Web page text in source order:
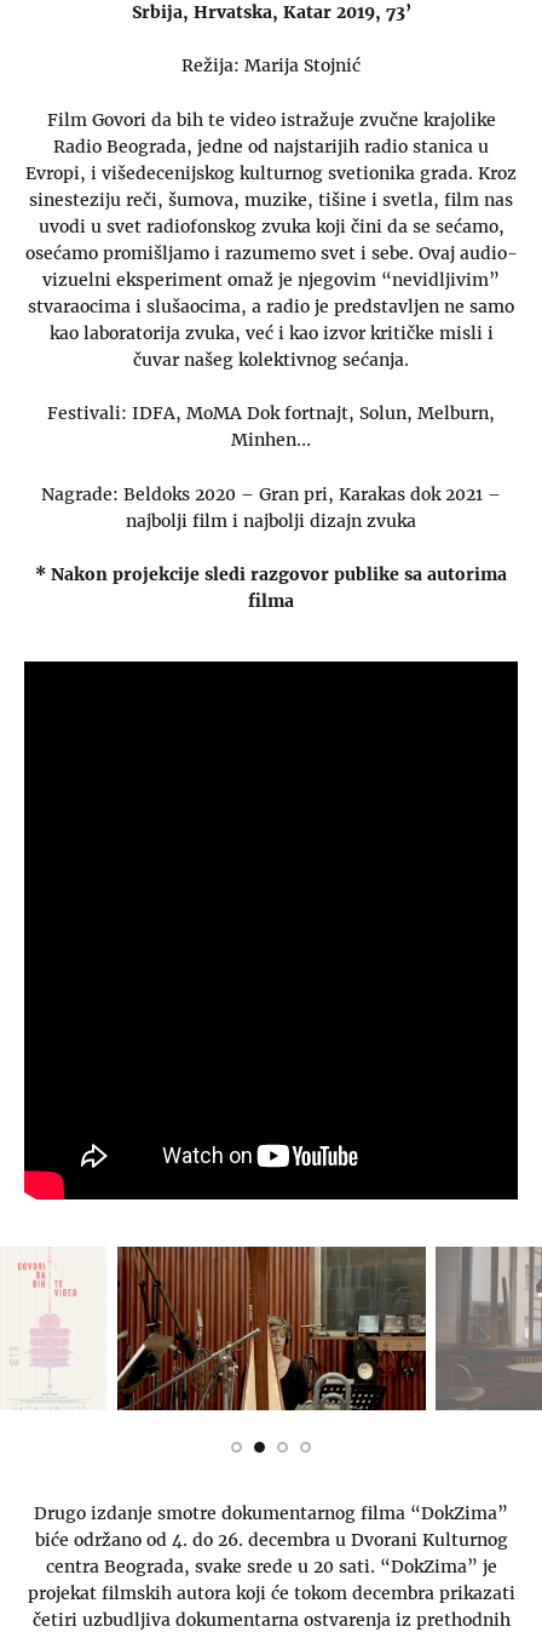
Srbija, Hrvatska, Katar 2019, 73’
Režija: Marija Stojnić
Film Govori da bih te video istražuje zvučne krajolike
Radio Beograda, jedne od najstarijih radio stanica u
Evropi, i višedecenijskog kulturnog svetionika grada. Kroz
sinesteziju reči, šumova, muzike, tišine i svetla, film nas
uvodi u svet radiofonskog zvuka koji čini da se sećamo,
osećamo promišljamo i razumemo svet i sebe. Ovaj audio-
vizuelni eksperiment omaž je njegovim “nevidljivim”
stvaraocima i slušaocima, a radio je predstavljen ne samo
kao laboratorija zvuka, već i kao izvor kritičke misli i
čuvar našeg kolektivnog sećanja.
Festivali: IDFA, MoMA Dok fortnajt, Solun, Melburn,
Minhen…
Nagrade: Beldoks 2020 – Gran pri, Karakas dok 2021 –
najbolji film i najbolji dizajn zvuka
* Nakon projekcije sledi razgovor publike sa autorima
filma
Drugo izdanje smotre dokumentarnog filma “DokZima”
biće održano od 4. do 26. decembra u Dvorani Kulturnog
centra Beograda, svake srede u 20 sati. “DokZima” je
projekat filmskih autora koji će tokom decembra prikazati
četiri uzbudljiva dokumentarna ostvarenja iz prethodnih